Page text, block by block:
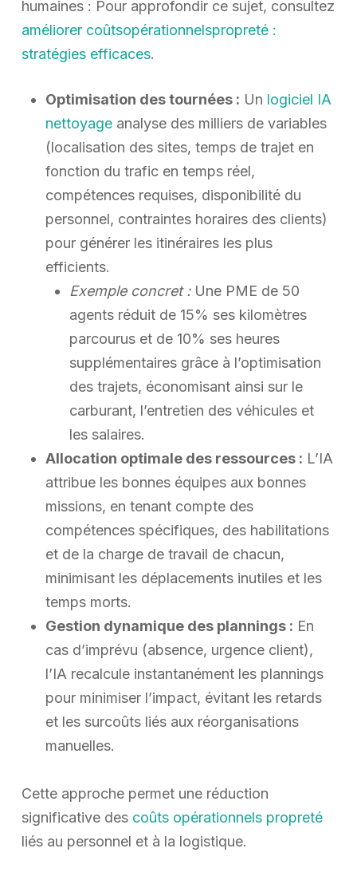
humaines : Pour approfondir ce sujet, consultez
améliorer coûtsopérationnelspropreté :
stratégies efficaces.
Optimisation des tournées : Un logiciel IA
nettoyageanalyse des milliers de variables
(localisation des sites, temps de trajet en
fonction du trafic en temps réel,
compétences requises, disponibilité du
personnel, contraintes horaires des clients)
pour générer les itinéraires les plus
efficients.
Exemple concret :Une PME de 50
agents réduit de 15% ses kilomètres
parcourus et de 10% ses heures
supplémentaires grâce à l’optimisation
des trajets, économisant ainsi sur le
carburant, l’entretien des véhicules et
les salaires.
Allocation optimale des ressources : L’IA
attribue les bonnes équipes aux bonnes
missions, en tenant compte des
compétences spécifiques, des habilitations
et de la charge de travail de chacun,
minimisant les déplacements inutiles et les
temps morts.
Gestion dynamique des plannings : En
cas d’imprévu (absence, urgence client),
l’IA recalcule instantanément les plannings
pour minimiser l’impact, évitant les retards
et les surcoûts liés aux réorganisations
manuelles.
Cette approche permet une réduction
significative des coûts opérationnels propreté
liés au personnel et à la logistique.